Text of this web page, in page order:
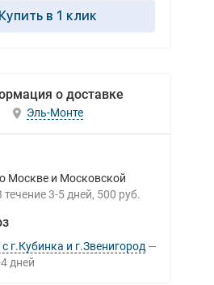
Купить в 1 клик
о доставке
Эль-Монте
Москве и Московской
течение 3-5 дней 500 руб.
г.Кубинка и г.Звенигород
дней